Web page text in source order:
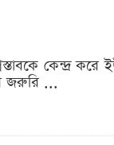
কেন্দ্র
জরুরি ...